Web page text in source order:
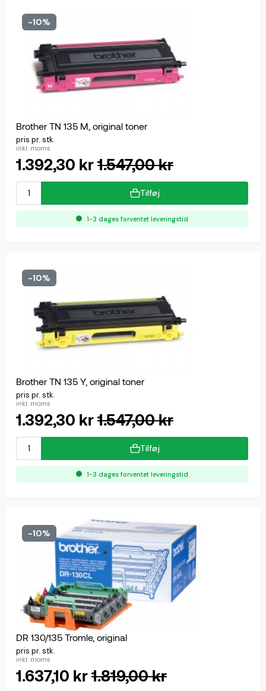
-10%
Brother TN 135 M, original toner
pris pr. stk.
inkl. moms
1.392,30 kr1.547,00 kr
Tilføj
1-3 dages forventet leveringstid
-10%
Brother TN 135 Y, original toner
pris pr. stk.
inkl. moms
1.392,30 kr1.547,00 kr
Tilføj
1-3 dages forventet leveringstid
-10%
DR 130/135 Tromle, original
pris pr. stk.
inkl. moms
1.637,10 kr1.819,00 kr